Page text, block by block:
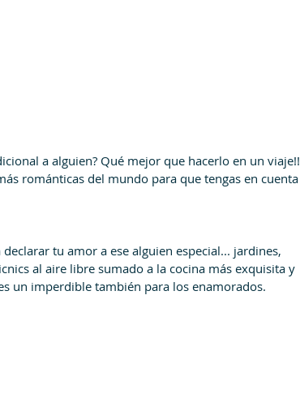
a alguien? Qué mejor que hacerlo en un viaje!!
románticas del mundo para que tengas en cuenta
tu amor a ese alguien especial... jardines,
al aire libre sumado a la cocina más exquisita y
un imperdible también para los enamorados.